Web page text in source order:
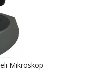
Mikroskop